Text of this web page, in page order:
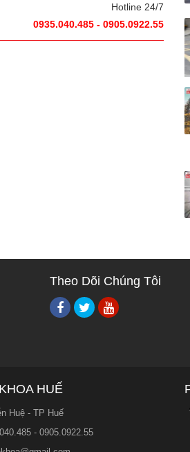
Hotline 24/7
0935.040.485 - 0905.0922.55
Theo Dõi Chúng Tôi
HUẾ
Huệ - TP Huế
- 0905.0922.55